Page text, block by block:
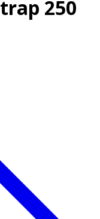
250